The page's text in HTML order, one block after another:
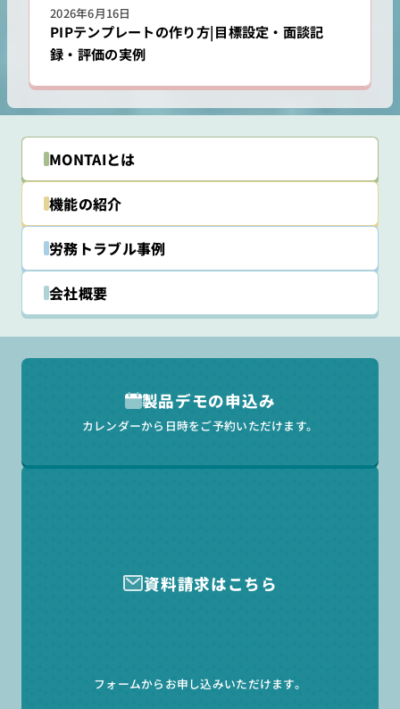
2026年6月16日
PIPテンプレートの作り方|目標設定・面談記
録・評価の実例
MONTAIとは
機能の紹介
労務トラブル事例
会社概要
製品デモの申込み
カレンダーから日時をご予約いただけます。
資料請求はこちら
フォームからお申し込みいただけます。